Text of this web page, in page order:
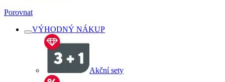
Porovnat
VÝHODNÝ NÁKUP
Akční sety